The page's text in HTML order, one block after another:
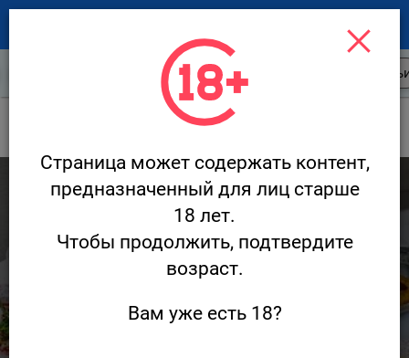
Новости ресторанов
Страница может содержать контент,
предназначенный для лиц старше
18 лет.
Чтобы продолжить, подтвердите
возраст.
Вам уже есть 18?